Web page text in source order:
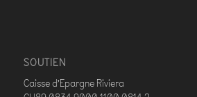
SOUTIEN
Caisse d’Epargne Riviera